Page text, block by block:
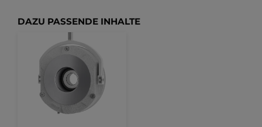
Plural(e)
DAZU PASSENDE INHALTE